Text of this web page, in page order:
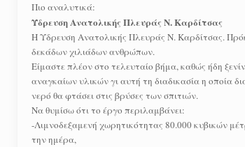
Πιο αναλυτικά:
Ύδρευση Ανατολικής Πλευράς Ν. Καρδίτσας
Η Υδρευση Ανατολικής Πλευράς Ν. Καρδίτσας.
δεκάδων χιλιάδων ανθρώπων.
Είμαστε πλέον στο τελευταίο βήμα, καθώς ήδη
αναγκαίων υλικών γι αυτή τη διαδικασία η οποία
νερό θα φτάσει στις βρύσες των σπιτιών.
Να θυμίσω ότι το έργο περιλαμβάνει:
-Λιμνοδεξαμενή χωρητικότητας 80.000 κυβικών
την ημέρα,